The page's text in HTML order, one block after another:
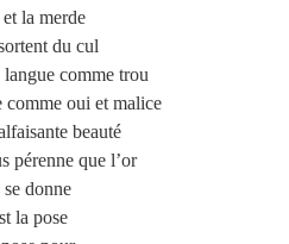
la merde
du cul
langue comme trou
comme oui et malice
beauté
pérenne que l’or
se donne
la pose